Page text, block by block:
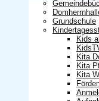
Grundschule
Kids
Kita
Kita
Kita